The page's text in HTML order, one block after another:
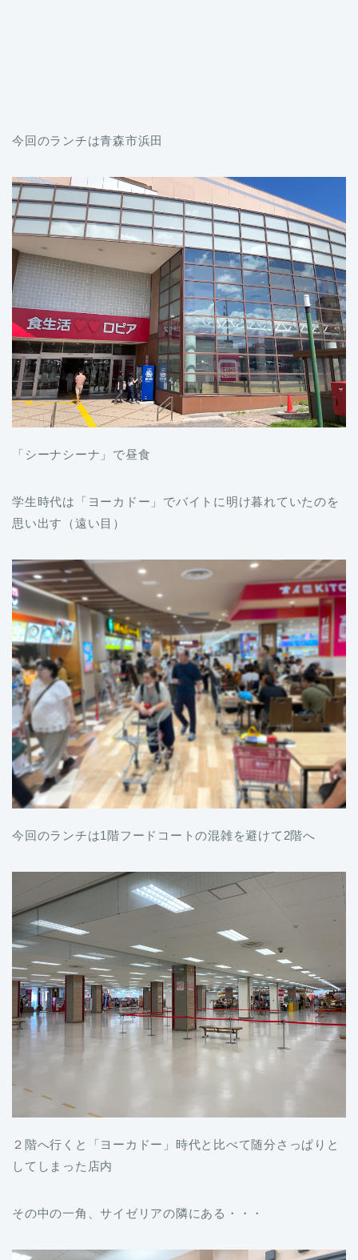
今回のランチは青森市浜田
「シーナシーナ」で昼食
学生時代は「ヨーカドー」でバイトに明け暮れていたのを
思い出す（遠い目）
今回のランチは1階フードコートの混雑を避けて2階へ
２階へ行くと「ヨーカドー」時代と比べて随分さっぱりと
してしまった店内
その中の一角、サイゼリアの隣にある・・・